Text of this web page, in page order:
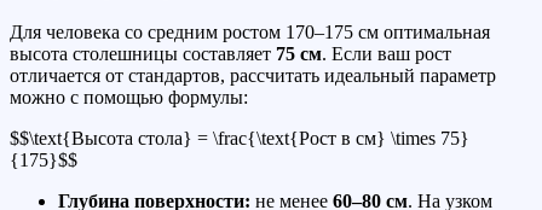
Для человека со средним ростом 170–175 см оптимальная
высота столешницы составляет 75 см. Если ваш рост
отличается от стандартов, рассчитать идеальный параметр
можно с помощью формулы:
$$\text{Высота стола} = \frac{\text{Рост в см} \times 75}
{175}$$
Глубина поверхности: не менее 60–80 см. На узком